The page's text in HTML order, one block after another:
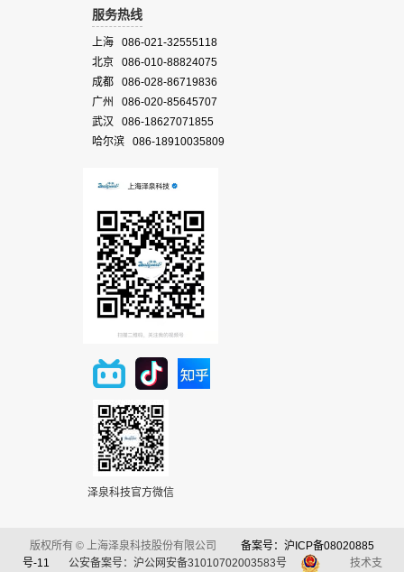
服务热线
上海 086-021-32555118
北京 086-010-88824075
成都 086-028-86719836
广州 086-020-85645707
武汉 086-18627071855
哈尔滨 086-18910035809
泽泉科技官方微信
版权所有 © 上海泽泉科技股份有限公司
备案号：沪ICP备08020885
号-11
公安备案号：沪公网安备31010702003583号 技术支